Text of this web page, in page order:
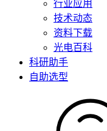
行业应用
技术动态
资料下载
光电百科
科研助手
自助选型